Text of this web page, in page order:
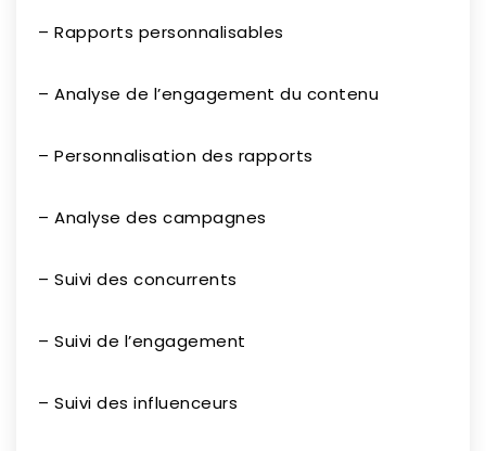
– Rapports personnalisables
– Analyse de l’engagement du contenu
– Personnalisation des rapports
– Analyse des campagnes
– Suivi des concurrents
– Suivi de l’engagement
– Suivi des influenceurs